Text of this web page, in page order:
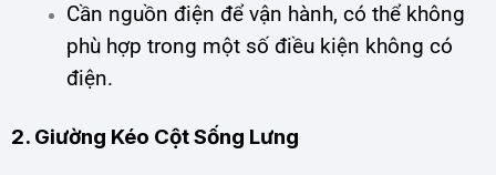
Cần nguồn điện để vận hành, có thể không
phù hợp trong một số điều kiện không có
điện.
2. Giường Kéo Cột Sống Lưng